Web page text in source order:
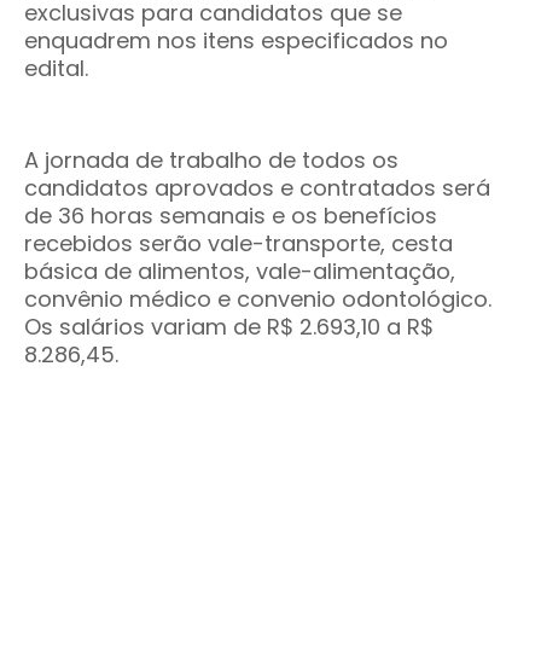
exclusivas para candidatos que se
enquadrem nos itens especificados no
edital.
A jornada de trabalho de todos os
candidatos aprovados e contratados será
de 36 horas semanais e os benefícios
recebidos serão vale-transporte, cesta
básica de alimentos, vale-alimentação,
convênio médico e convenio odontológico.
Os salários variam de R$ 2.693,10 a R$
8.286,45.